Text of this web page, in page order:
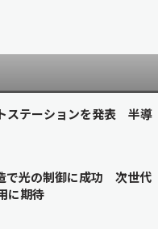
ステーションを発表 半導
で光の制御に成功 次世代
に期待